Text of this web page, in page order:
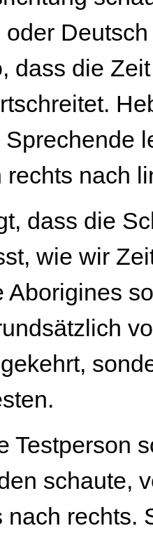
oder
dass die
rechts nach
dass die
wie wir
Aborigines
Testperson
schaute,
nach rechts.